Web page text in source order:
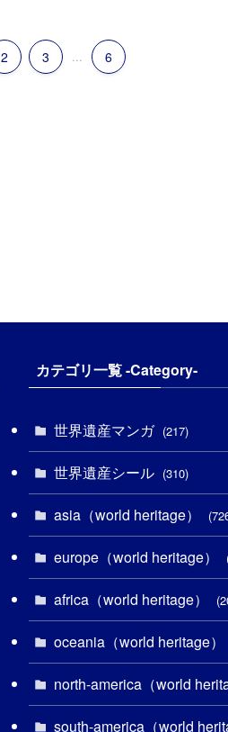
2 3 ... 6
カテゴリ一覧 -Category-
世界遺産マンガ (217)
世界遺産シール (310)
asia（world heritage）
(10)
europe（world heritage）
(3)
africa（world heritage）
(8)
(1)
oceania（world heritage）
north-america（world
(31)
south-america（world